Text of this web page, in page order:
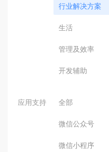
行业解决方案
生活
管理及效率
开发辅助
应用支持 全部
微信公众号
微信小程序